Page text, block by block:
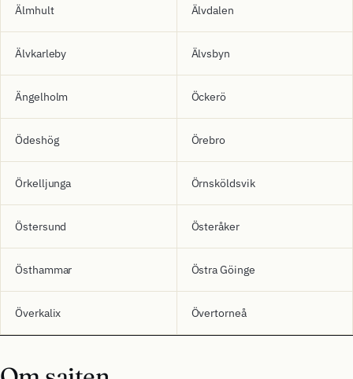
Älmhult Älvdalen
Älvkarleby Älvsbyn
Ängelholm Öckerö
Ödeshög Örebro
Örkelljunga Örnsköldsvik
Östersund Österåker
Östhammar Östra Göinge
Överkalix Övertorneå